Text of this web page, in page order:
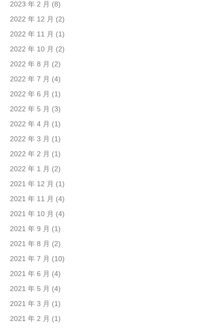
2023 年 2 月 (8)
2022 年 12 月 (2)
2022 年 11 月 (1)
2022 年 10 月 (2)
2022 年 8 月 (2)
2022 年 7 月 (4)
2022 年 6 月 (1)
2022 年 5 月 (3)
2022 年 4 月 (1)
2022 年 3 月 (1)
2022 年 2 月 (1)
2022 年 1 月 (2)
2021 年 12 月 (1)
2021 年 11 月 (4)
2021 年 10 月 (4)
2021 年 9 月 (1)
2021 年 8 月 (2)
2021 年 7 月 (10)
2021 年 6 月 (4)
2021 年 5 月 (4)
2021 年 3 月 (1)
2021 年 2 月 (1)